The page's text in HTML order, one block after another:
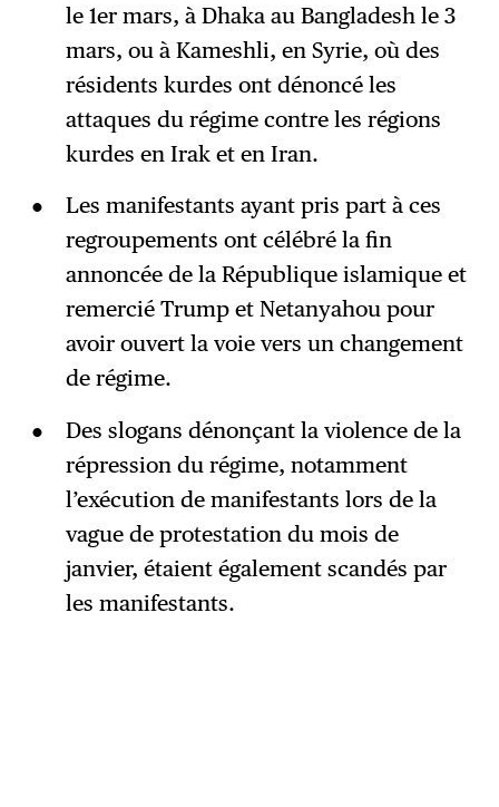
le 1er mars, à Dhaka au Bangladesh le 3
mars, ou à Kameshli, en Syrie, où des
résidents kurdes ont dénoncé les
attaques du régime contre les régions
kurdes en Irak et en Iran.
Les manifestants ayant pris part à ces
regroupements ont célébré la fin
annoncée de la République islamique et
remercié Trump et Netanyahou pour
avoir ouvert la voie vers un changement
de régime.
Des slogans dénonçant la violence de la
répression du régime, notamment
l’exécution de manifestants lors de la
vague de protestation du mois de
janvier, étaient également scandés par
les manifestants.